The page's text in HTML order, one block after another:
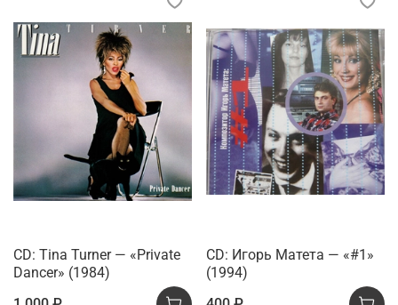
CD: Tina Turner — «Private
Dancer» (1984)
CD: Игорь Матета — «#1»
(1994)